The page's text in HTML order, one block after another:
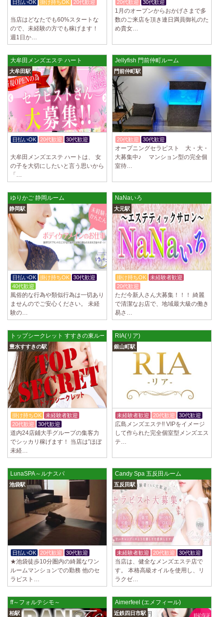
日払いOK 掛け持ちOK
20代歓迎
当店はどなたでも60%スタートな
ので、未経験の方でも稼げます！
週1日か…
20代歓迎 30代歓迎
1月のオープンからおかげさまで多
数のご来店を頂き連日満員御礼のた
め貴女…
大牟田メンズエステ ハート
大牟田駅
日払いOK 20代歓迎
30代歓迎
大牟田メンズエステ ハートは、 女
の子を大切にしたいと言う思いから
「…
Jellyfish 門前仲町ルーム
門前仲町駅
20代歓迎 30代歓迎
オープニングセラピスト 大・大・
大募集中♪ マンション型の完全個
室待…
ゆりかご 静岡ルーム
静岡駅
日払いOK 掛け持ちOK
30代歓迎
40代歓迎
風俗的な行為や類似行為は一切あり
ませんのでご安心ください。 未経
験の…
NaNaいろ
大元駅
掛け持ちOK
未経験者歓迎
20代歓迎
ただ今新人さん大募集！！！ 綺麗
で清潔なお店で、地域最大級の働き
易さ…
トップシークレット すすきの東ルーム
豊水すすきの駅
掛け持ちOK
未経験者歓迎
20代歓迎
30代歓迎
道内24店鋪大手グループの集客力
でシッカリ稼げます！ 当店は”ほぼ
未経…
RIA(リア)
銀山町駅
未経験者歓迎 20代歓迎 30代歓迎
広島メンズエステ!! VIPをイメージ
して作られた完全個室型メンズエス
テ…
LunaSPA～ルナスパ
池袋駅
日払いOK 20代歓迎 30代歓迎
★池袋徒歩10分圏内の綺麗なワン
ルームマンションでの勤務 他のセ
ラピスト…
Candy Spa 五反田ルーム
五反田駅
未経験者歓迎 20代歓迎 30代歓迎
当店は、健全なメンズエステ店で
す。 本格高級オイルを使用し、リ
ラクゼ…
ff～フォルテシモ～
柏駅
Aimerfeel (エメフィール)
近鉄四日市駅